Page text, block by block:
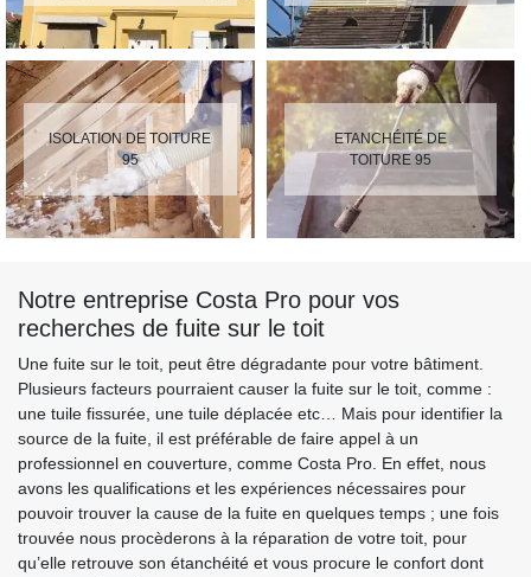
ISOLATION DE TOITURE
95
ETANCHÉITÉ DE
TOITURE 95
Notre entreprise Costa Pro pour vos
recherches de fuite sur le toit
Une fuite sur le toit, peut être dégradante pour votre bâtiment.
Plusieurs facteurs pourraient causer la fuite sur le toit, comme :
une tuile fissurée, une tuile déplacée etc… Mais pour identifier la
source de la fuite, il est préférable de faire appel à un
professionnel en couverture, comme Costa Pro. En effet, nous
avons les qualifications et les expériences nécessaires pour
pouvoir trouver la cause de la fuite en quelques temps ; une fois
trouvée nous procèderons à la réparation de votre toit, pour
qu’elle retrouve son étanchéité et vous procure le confort dont